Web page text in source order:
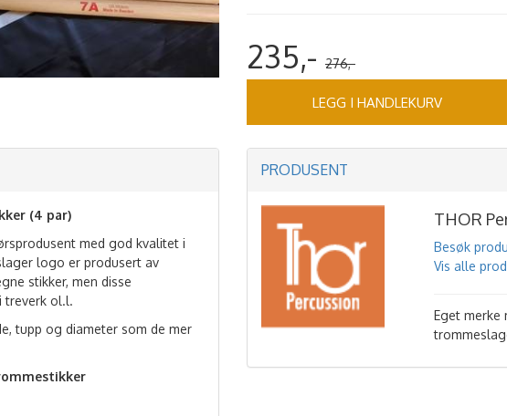
235,- 276,-
LEGG I HANDLEKURV
(4 par)
med god kvalitet i
logo er produsert av
stikker, men disse
treverk ol.l.
tupp og diameter som de mer
PRODUSENT
THOR
Besøk
Vis alle
Eget